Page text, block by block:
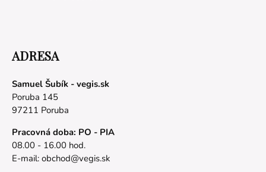
ADRESA
Samuel Šubík - vegis.sk
Poruba 145
97211 Poruba
Pracovná doba: PO - PIA
08.00 - 16.00 hod.
E-mail: obchod@vegis.sk